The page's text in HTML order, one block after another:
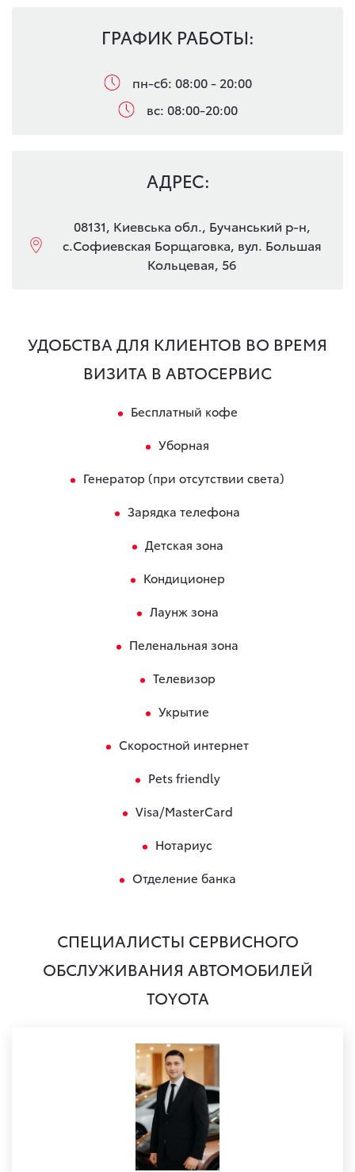
ГРАФИК РАБОТЫ:
пн-сб: 08:00 - 20:00
вс: 08:00-20:00
АДРЕС:
08131, Киевська обл., Бучанський р-н,
с.Софиевская Борщаговка, вул. Большая
Кольцевая, 56
УДОБСТВА ДЛЯ КЛИЕНТОВ ВО ВРЕМЯ
ВИЗИТА В АВТОСЕРВИС
Бесплатный кофе
Уборная
Генератор (при отсутствии света)
Зарядка телефона
Детская зона
Кондиционер
Лаунж зона
Пеленальная зона
Телевизор
Укрытие
Скоростной интернет
Pets friendly
Visa/MasterCard
Нотариус
Отделение банка
СПЕЦИАЛИСТЫ СЕРВИСНОГО
ОБСЛУЖИВАНИЯ АВТОМОБИЛЕЙ
TOYOTA